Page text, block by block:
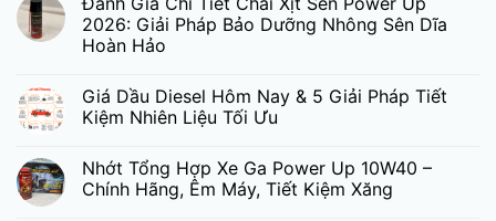
2026: Giải Pháp Bảo Dưỡng Nhông Sên Dĩa
Hoàn Hảo
Giá Dầu Diesel Hôm Nay & 5 Giải Pháp Tiết
Kiệm Nhiên Liệu Tối Ưu
Nhớt Tổng Hợp Xe Ga Power Up 10W40 –
Chính Hãng, Êm Máy, Tiết Kiệm Xăng